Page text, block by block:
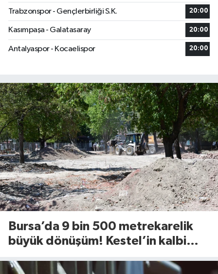
Trabzonspor - Gençlerbirliği S.K. 20:00
Kasımpaşa - Galatasaray 20:00
Antalyaspor - Kocaelispor 20:00
Bursa’da 9 bin 500 metrekarelik
büyük dönüşüm! Kestel’in kalbi